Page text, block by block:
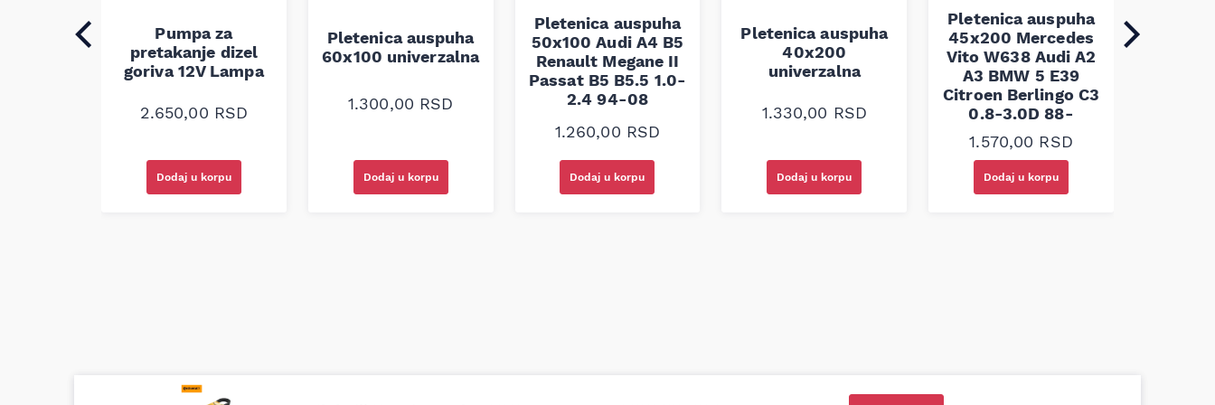
Pumpa za
pretakanje dizel
goriva 12V Lampa
2.650,00 RSD
Dodaj u korpu
Pletenica auspuha
60x100 univerzalna
1.300,00 RSD
Dodaj u korpu
Pletenica auspuha
50x100 Audi A4 B5
Renault Megane II
Passat B5 B5.5 1.0-
2.4 94-08
1.260,00 RSD
Dodaj u korpu
Pletenica auspuha
40x200
univerzalna
1.330,00 RSD
Dodaj u korpu
Pletenica auspuha
45x200 Mercedes
Vito W638 Audi A2
A3 BMW 5 E39
Citroen Berlingo C3
0.8-3.0D 88-
1.570,00 RSD
Dodaj u korpu